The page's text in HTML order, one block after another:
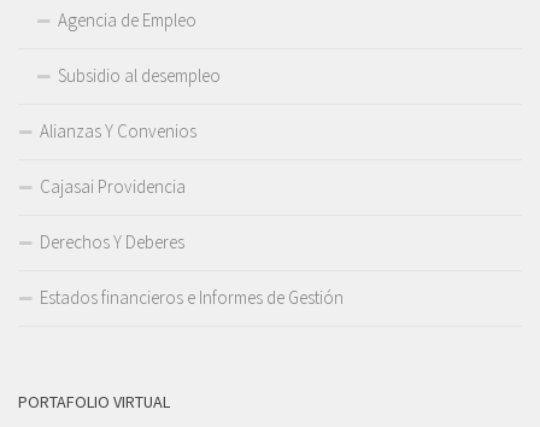
Agencia de Empleo
Subsidio al desempleo
Alianzas Y Convenios
Cajasai Providencia
Derechos Y Deberes
Estados financieros e Informes de Gestión
PORTAFOLIO VIRTUAL